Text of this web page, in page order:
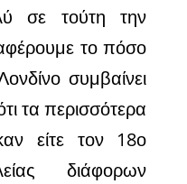
σε τούτη την
το πόσο
συμβαίνει
τα περισσότερα
είτε τον 18ο
διάφορων